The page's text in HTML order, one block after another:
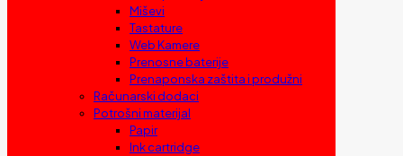
Miševi
Tastature
Web Kamere
Prenosne baterije
Prenaponska zaštita i produžni
Računarski dodaci
Potrošni materijal
Papir
Ink cartridge